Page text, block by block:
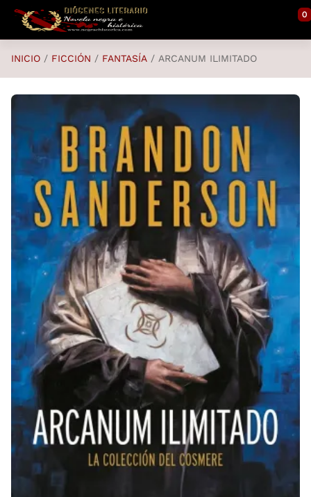
Saltar al contenido principal
0
INICIO FICCIÓN FANTASÍA ARCANUM ILIMITADO